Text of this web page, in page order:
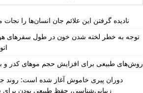
نادیده گرفتن این علائم جان انسان‌ها را
توجه به خطر لخته شدن خون در طول سفرهای
روش‌های طبیعی برای افزایش حجم موهای کدر و
دوران پیری خاموش آغاز شده است: روند
زیبایی‌شناسی، حفظ طبیعی بودن برای